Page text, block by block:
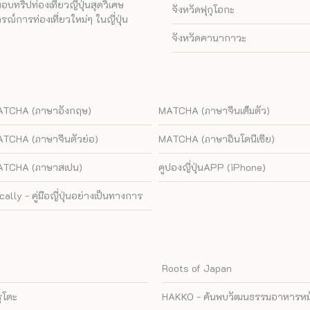
บทริปท่องเที่ยวญี่ปุ่นสุดวิเศษ
ณ์การท่องเที่ยวใหม่ๆ ในญี่ปุ่น
จังหวัดฟุกุโอกะ
จังหวัดคานากาวะ
(ภาษาอังกฤษ) MATCHA (ภาษาจีนเต็มตัว)
(ภาษาจีนตัวย่อ) MATCHA (ภาษาอินโดนีเซีย)
(ภาษาสเปน) คูปองญี่ปุ่นAPP (iPhone)
- คู่มือญี่ปุ่นอย่างเป็นทางการ
Roots of Japan
ตะ HAKKO - ค้นพบวัฒนธรรมอาหาร